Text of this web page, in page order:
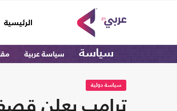
الرئيسية
(current)
سياسة سياسة عربية
سياسة دولية
ترامب يعلن